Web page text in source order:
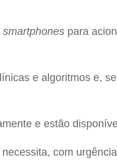
smartphones para
e algoritmos e,
e estão
com